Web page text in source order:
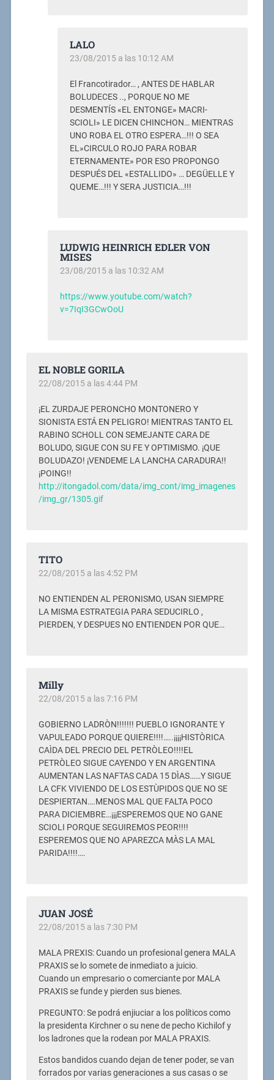
LALO
23/08/2015 a las 10:12 AM
El Francotirador… , ANTES DE HABLAR
BOLUDECES .., PORQUE NO ME
DESMENTÍS «EL ENTONGE» MACRI-
SCIOLI» LE DICEN CHINCHON… MIENTRAS
UNO ROBA EL OTRO ESPERA…!!! O SEA
EL»CIRCULO ROJO PARA ROBAR
ETERNAMENTE» POR ESO PROPONGO
DESPUÉS DEL «ESTALLIDO» … DEGÜELLE Y
QUEME…!!! Y SERA JUSTICIA…!!!
LUDWIG HEINRICH EDLER VON
MISES
23/08/2015 a las 10:32 AM
https://www.youtube.com/watch?
v=7IqI3GCwOoU
EL NOBLE GORILA
22/08/2015 a las 4:44 PM
¡EL ZURDAJE PERONCHO MONTONERO Y
SIONISTA ESTÁ EN PELIGRO! MIENTRAS TANTO EL
RABINO SCHOLL CON SEMEJANTE CARA DE
BOLUDO, SIGUE CON SU FE Y OPTIMISMO. ¡QUE
BOLUDAZO! ¡VENDEME LA LANCHA CARADURA!!
¡POING!!
http://itongadol.com/data/img_cont/img_imagenes
/img_gr/1305.gif
TITO
22/08/2015 a las 4:52 PM
NO ENTIENDEN AL PERONISMO, USAN SIEMPRE
LA MISMA ESTRATEGIA PARA SEDUCIRLO ,
PIERDEN, Y DESPUES NO ENTIENDEN POR QUE…
Milly
22/08/2015 a las 7:16 PM
GOBIERNO LADRÒN!!!!!!! PUEBLO IGNORANTE Y
VAPULEADO PORQUE QUIERE!!!!…..¡¡¡¡HISTÒRICA
CAÌDA DEL PRECIO DEL PETRÒLEO!!!!EL
PETRÒLEO SIGUE CAYENDO Y EN ARGENTINA
AUMENTAN LAS NAFTAS CADA 15 DÌAS……Y SIGUE
LA CFK VIVIENDO DE LOS ESTÙPIDOS QUE NO SE
DESPIERTAN….MENOS MAL QUE FALTA POCO
PARA DICIEMBRE…¡¡¡ESPEREMOS QUE NO GANE
SCIOLI PORQUE SEGUIREMOS PEOR!!!!
ESPEREMOS QUE NO APAREZCA MÀS LA MAL
PARIDA!!!!….
JUAN JOSÉ
22/08/2015 a las 7:30 PM
MALA PREXIS: Cuando un profesional genera MALA
PRAXIS se lo somete de inmediato a juicio.
Cuando un empresario o comerciante por MALA
PRAXIS se funde y pierden sus bienes.
PREGUNTO: Se podrá enjiuciar a los políticos como
la presidenta Kirchner o su nene de pecho Kichilof y
los ladrones que la rodean por MALA PRAXIS.
Estos bandidos cuando dejan de tener poder, se van
forrados por varias generaciones a sus casas o se